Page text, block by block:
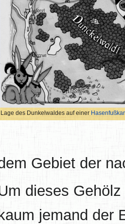
Lage des Dunkelwaldes auf einer
Gebiet der
dieses
jemand der